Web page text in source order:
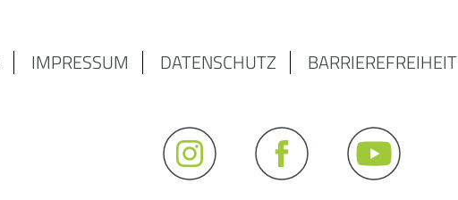
IMPRESSUM DATENSCHUTZ BARRIEREFREIHEIT